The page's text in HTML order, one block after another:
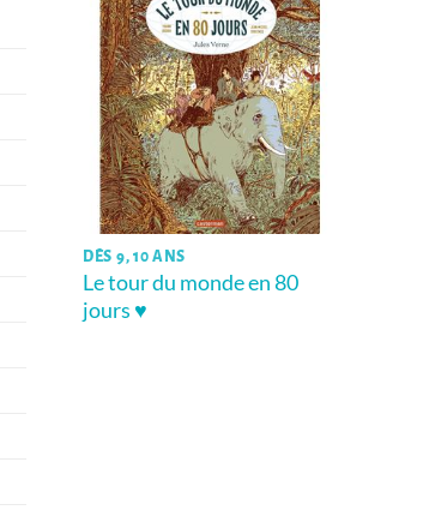
DÈS 9, 10 ANS
Le tour du monde en 80
jours ♥